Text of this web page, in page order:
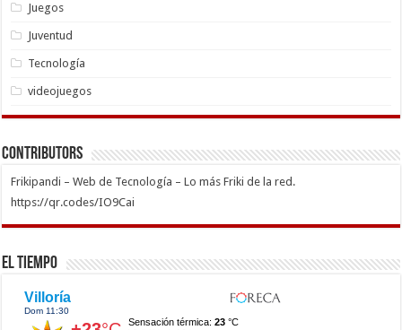
Juegos
Juventud
Tecnología
videojuegos
Contributors
Frikipandi – Web de Tecnología – Lo más Friki de la red.
https://qr.codes/IO9Cai
El Tiempo